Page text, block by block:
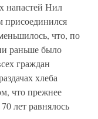
напастей Нил
присоединился
что, по
раньше было
граждан
хлеба
что прежнее
лет равнялось